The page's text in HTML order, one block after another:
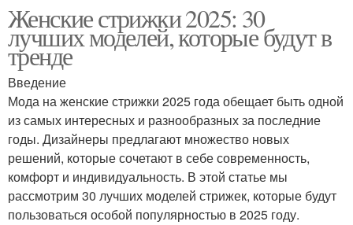
Женские стрижки 2025: 30
лучших моделей, которые будут в
тренде
Введение
Мода на женские стрижки 2025 года обещает быть одной
из самых интересных и разнообразных за последние
годы. Дизайнеры предлагают множество новых
решений, которые сочетают в себе современность,
комфорт и индивидуальность. В этой статье мы
рассмотрим 30 лучших моделей стрижек, которые будут
пользоваться особой популярностью в 2025 году.